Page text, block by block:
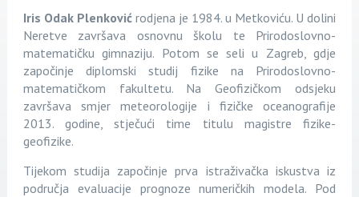
Iris Odak Plenkovićrodjena je 1984. u Metkoviću. U dolini
Neretve završava osnovnu školu te Prirodoslovno-
matematičku gimnaziju. Potom se seli u Zagreb, gdje
započinje diplomski studij fizike na Prirodoslovno-
matematičkom fakultetu. Na Geofizičkom odsjeku
završava smjer meteorologije i fizičke oceanografije
2013. godine, stječući time titulu magistre fizike-
geofizike.
Tijekom studija započinje prva istraživačka iskustva iz
područja evaluacije prognoze numeričkih modela. Pod